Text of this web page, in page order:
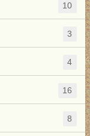
10
3
4
16
8